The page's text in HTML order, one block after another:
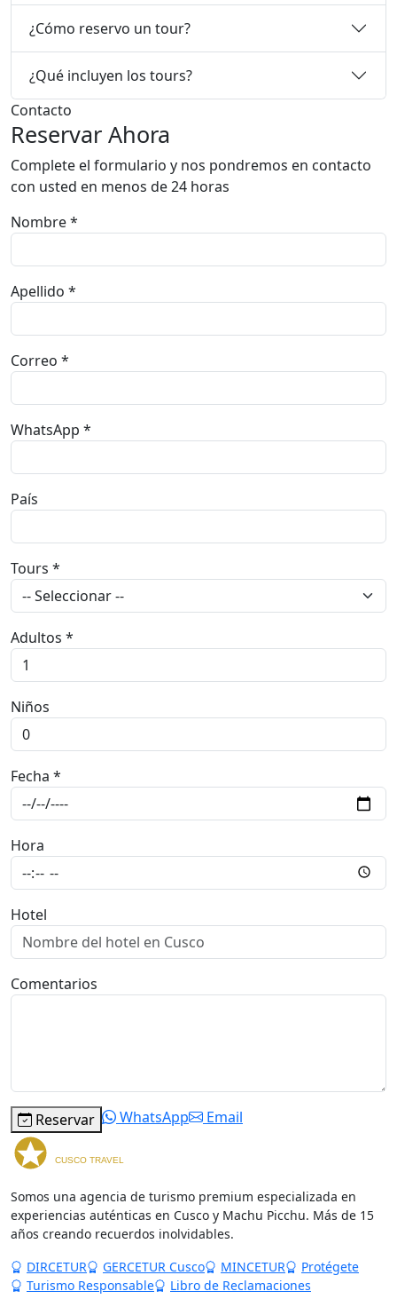
¿Cómo reservo un tour?
¿Qué incluyen los tours?
Contacto
Reservar Ahora
Complete el formulario y nos pondremos en contacto
con usted en menos de 24 horas
Nombre *
Apellido *
Correo *
WhatsApp *
País
Tours *
Adultos *
Niños
Fecha *
Hora
Hotel
Comentarios
Reservar WhatsApp Email
Somos una agencia de turismo premium especializada en
experiencias auténticas en Cusco y Machu Picchu. Más de 15
años creando recuerdos inolvidables.
DIRCETUR
GERCETUR Cusco MINCETUR
Protégete
Turismo Responsable
Libro de Reclamaciones